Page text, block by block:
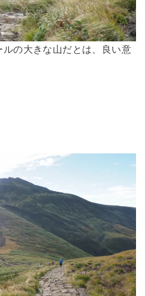
の大きな山だとは、良い意